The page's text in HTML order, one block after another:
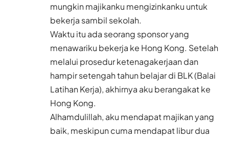
mungkin majikanku mengizinkanku untuk
bekerja sambil sekolah.
Waktu itu ada seorang sponsor yang
menawariku bekerja ke Hong Kong. Setelah
melalui prosedur ketenagakerjaan dan
hampir setengah tahun belajar di BLK (Balai
Latihan Kerja), akhirnya aku berangakat ke
Hong Kong.
Alhamdulillah, aku mendapat majikan yang
baik, meskipun cuma mendapat libur dua